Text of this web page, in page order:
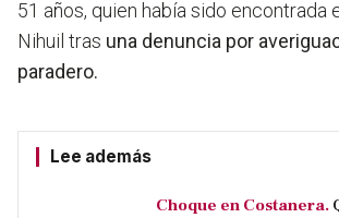
51 años, quien había sido encontrada
Nihuil tras una denuncia por
paradero.
Lee además
Choque en Costanera.